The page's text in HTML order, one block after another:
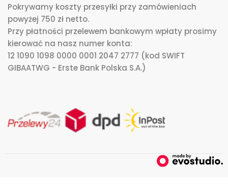
Pokrywamy koszty przesyłki przy zamówieniach
powyżej 750 zł netto.
Przy płatności przelewem bankowym wpłaty prosimy
kierować na nasz numer konta:
12 1090 1098 0000 0001 2047 2777 (kod SWIFT
GIBAATWG - Erste Bank Polska S.A.)